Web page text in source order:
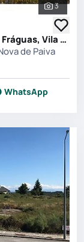
Ver
3
Terreno em Vila Nova de Paiva, Alhais e Fráguas, Vila Nova de Paiva
de Paiva
WhatsApp